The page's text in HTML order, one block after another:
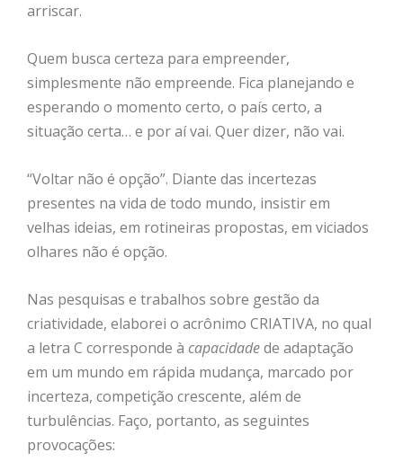
arriscar.
Quem busca certeza para empreender,
simplesmente não empreende. Fica planejando e
esperando o momento certo, o país certo, a
situação certa… e por aí vai. Quer dizer, não vai.
“Voltar não é opção”. Diante das incertezas
presentes na vida de todo mundo, insistir em
velhas ideias, em rotineiras propostas, em viciados
olhares não é opção.
Nas pesquisas e trabalhos sobre gestão da
criatividade, elaborei o acrônimo CRIATIVA, no qual
a letra C corresponde à capacidadede adaptação
em um mundo em rápida mudança, marcado por
incerteza, competição crescente, além de
turbulências. Faço, portanto, as seguintes
provocações: